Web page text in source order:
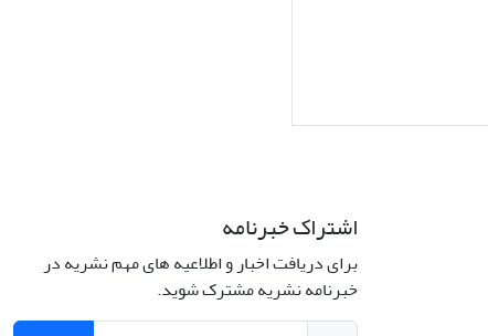
اشتراک خبرنامه
برای دریافت اخبار و اطلاعیه های مهم نشریه در
خبرنامه نشریه مشترک شوید.